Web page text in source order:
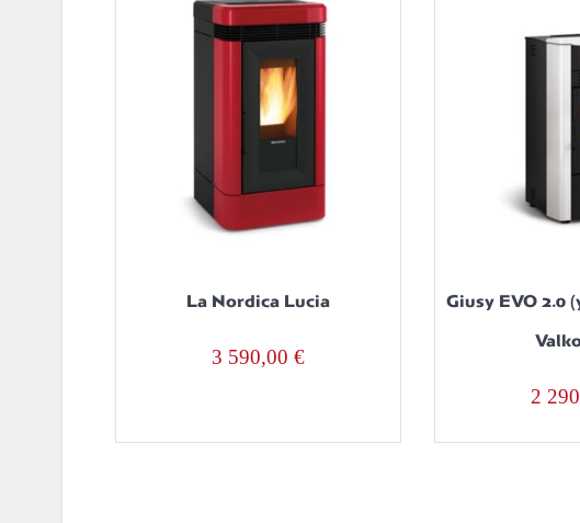
La Nordica Lucia
3 590,00 €
Giusy EVO 2.0
2